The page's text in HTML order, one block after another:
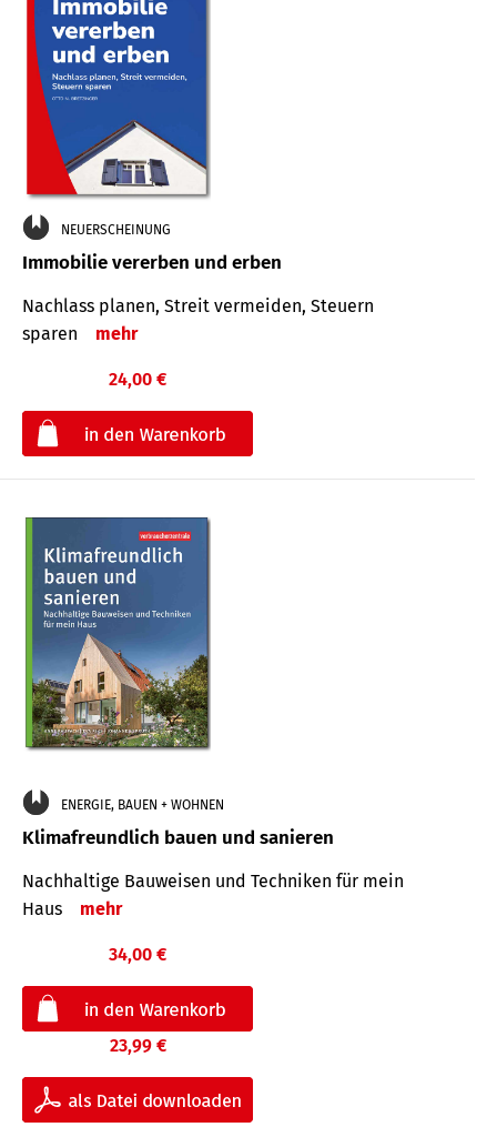
NEUERSCHEINUNG
Immobilie vererben und erben
Nachlass planen, Streit vermeiden, Steuern
sparen
mehr
24,00 €
ENERGIE, BAUEN + WOHNEN
Klimafreundlich bauen und sanieren
Nachhaltige Bauweisen und Techniken für mein
Haus
mehr
34,00 €
23,99 €